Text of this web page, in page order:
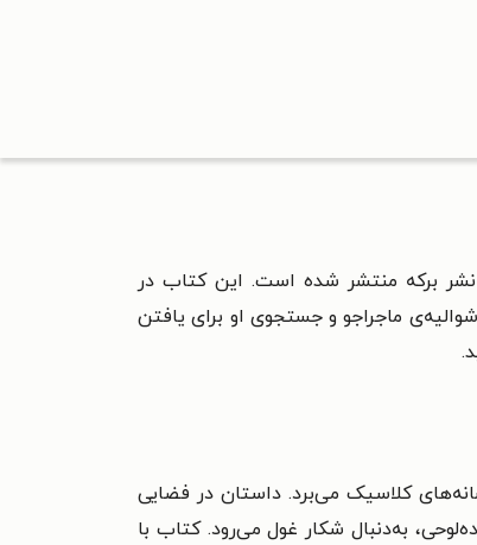
نشر برکه منتشر شده است. این کتاب در
است. داستان با محوریت یک شوالیه‌ی ماجراجو و جستجوی او برای یافتن
کلاسیک می‌برد. داستان در فضایی
به‌دنبال شکار غول می‌رود. کتاب با